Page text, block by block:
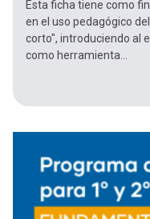
Esta ficha tiene como
en el uso pedagógico
corto", introduciendo al
como herramienta...